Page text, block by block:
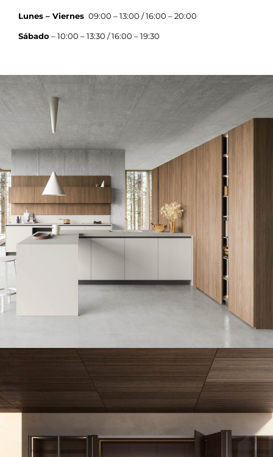
Lunes – Viernes 09:00 – 13:00 / 16:00 – 20:00
Sábado – 10:00 – 13:30 / 16:00 – 19:30